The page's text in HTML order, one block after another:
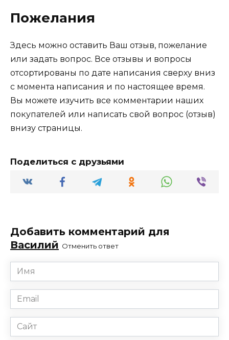
Пожелания
Здесь можно оставить Ваш отзыв, пожелание
или задать вопрос. Все отзывы и вопросы
отсортированы по дате написания сверху вниз
с момента написания и по настоящее время.
Вы можете изучить все комментарии наших
покупателей или написать свой вопрос (отзыв)
внизу страницы.
Поделиться с друзьями
Добавить комментарий для
Василий Отменить ответ
Имя
*
Email
*
Сайт